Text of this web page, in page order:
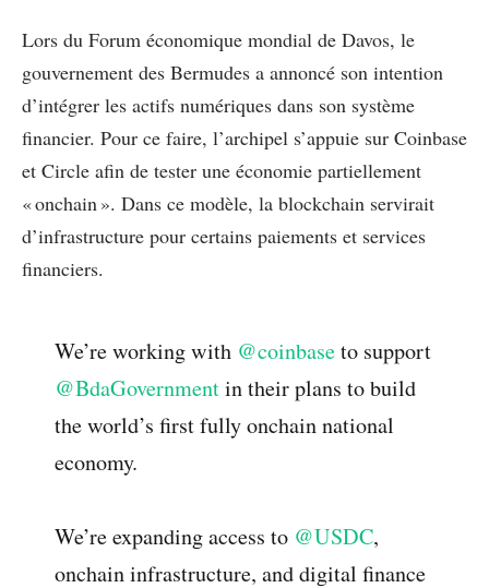
Lors du Forum économique mondial de Davos, le
gouvernement des Bermudes a annoncé son intention
d’intégrer les actifs numériques dans son système
financier. Pour ce faire, l’archipel s’appuie sur Coinbase
et Circle afin de tester une économie partiellement
« onchain ». Dans ce modèle, la blockchain servirait
d’infrastructure pour certains paiements et services
financiers.
We’re working with @coinbaseto support
@BdaGovernmentin their plans to build
the world’s first fully onchain national
economy.
We’re expanding access to @USDC,
onchain infrastructure, and digital finance